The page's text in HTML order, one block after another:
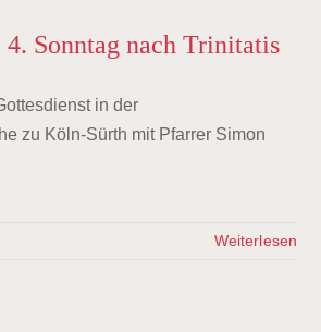
4. Sonntag nach Trinitatis
in der
zu Köln-Sürth mit Pfarrer Simon
Weiterlesen